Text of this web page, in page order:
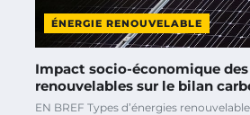
ÉNERGIE RENOUVELABLE
Impact socio-économique
renouvelables sur le bilan
EN BREF Types d’énergies